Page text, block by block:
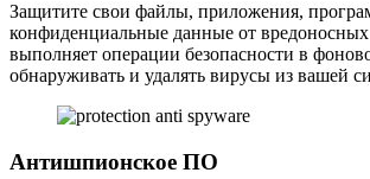
Защитите свои файлы, приложения,
конфиденциальные данные от
выполняет операции безопасности в
обнаруживать и удалять вирусы из вашей
Антишпионское ПО